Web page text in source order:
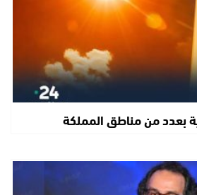
بعدد من مناطق المملكة